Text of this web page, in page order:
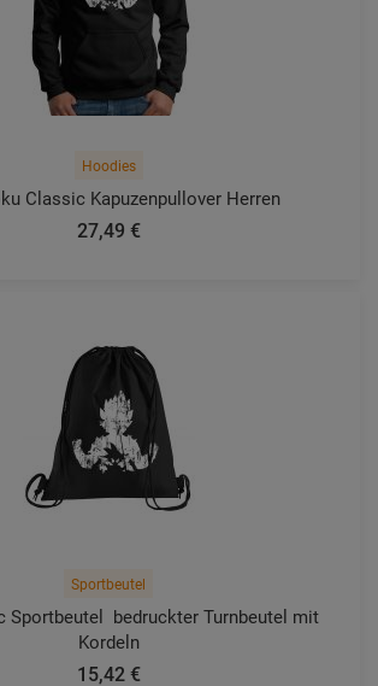
Hoodies
Classic Kapuzenpullover Herren
27,49 €
Sportbeutel
Sportbeutel  bedruckter Turnbeutel mit
Kordeln
15,42 €